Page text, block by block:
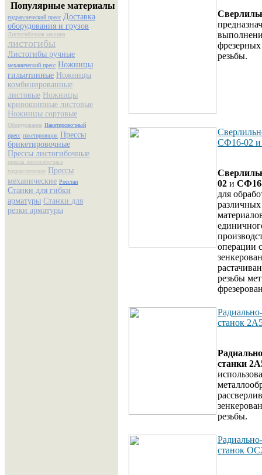
Популярные материалы
гидравлический пресс Доставка
оборудования и грузов
Листогибочная машина
листогибы
Листогибы ручные
механический пресс Ножницы
гильотинные Ножницы
комбинированные
листовые Ножницы
кривошипные листовые
Ножницы сортовые
Оборудование Пакетировочный
пресс пакетировщик Прессы
брикетировочные
Прессы листогибочные
прессы листогибочные
гидравлические Прессы
механические Росстан
Станки для гибки
арматуры Станки для
резки арматуры
фрезерных
резьбы.
СФ16-02
02 и
для
операции
резьбы
станок
станки
резьбы.
станок